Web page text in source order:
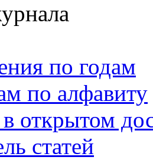
по годам
по алфавиту
открытом
статей